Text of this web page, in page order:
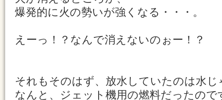
爆発的に火の勢いが強くなる・・・。
えーっ！？なんで消えないのぉー！？
それもそのはず、放水していたのは水じ
なんと、ジェット機用の燃料だったので